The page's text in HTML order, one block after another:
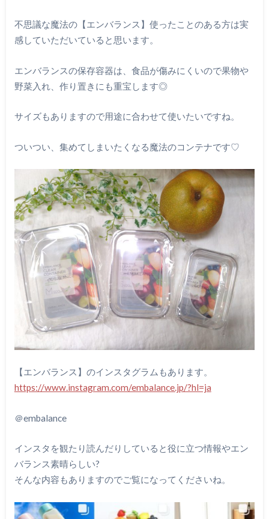
不思議な魔法の【エンバランス】使ったことのある方は実
感していただいていると思います。
エンバランスの保存容器は、食品が傷みにくいので果物や
野菜入れ、作り置きにも重宝します◎
サイズもありますので用途に合わせて使いたいですね。
ついつい、集めてしまいたくなる魔法のコンテナです♡
【エンバランス】のインスタグラムもあります。
https://www.instagram.com/embalance.jp/?hl=ja
＠embalance
インスタを観たり読んだりしていると役に立つ情報やエン
バランス素晴らしい?
そんな内容もありますのでご覧になってくださいね。